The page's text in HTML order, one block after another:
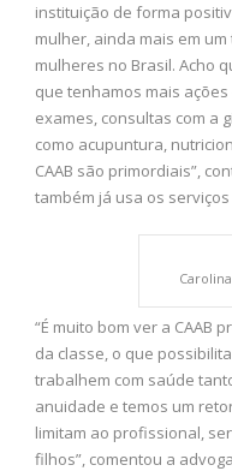
instituição de forma
mulher, ainda mais em
mulheres no Brasil. Acho
que tenhamos mais
exames, consultas com a
como acupuntura,
CAAB são primordiais”,
também já usa os
“É muito bom ver a CAAB
da classe, o que
trabalhem com saúde
anuidade e temos um
limitam ao profissional,
filhos”, comentou a